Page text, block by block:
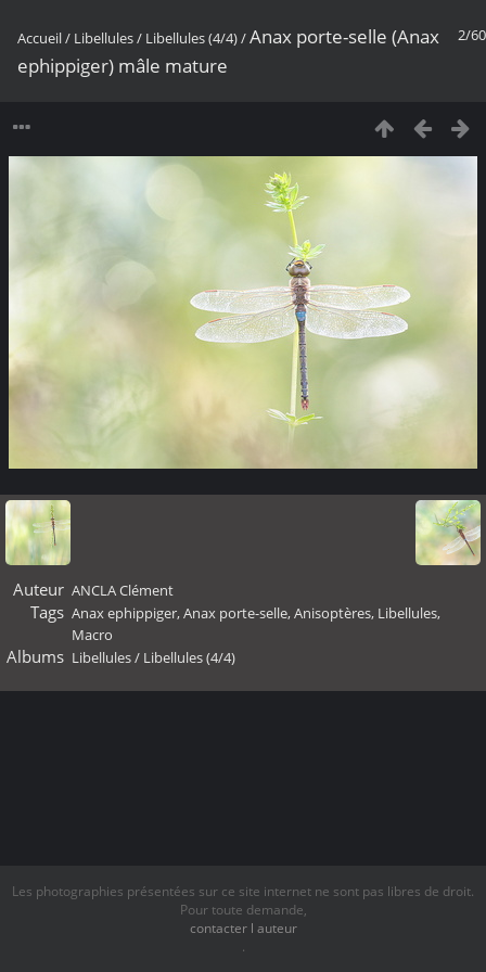
2/60
Accueil/ Libellules/ Libellules (4/4)/Anax porte-selle (Anax
ephippiger) mâle mature
Auteur ANCLA Clément
Tags Anax ephippiger,Anax porte-selle,Anisoptères, Libellules,
Macro
Albums Libellules/ Libellules (4/4)
Les photographies présentées sur ce site internet ne sont pas libres de droit.
Pour toute demande,
contacter l auteur
.